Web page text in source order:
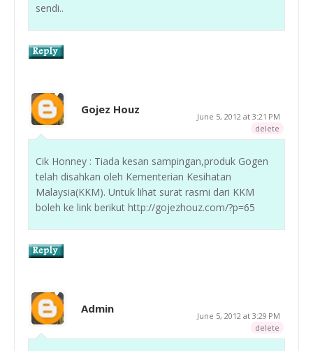
sendi..
Gojez Houz
June 5, 2012 at 3:21 PM
delete
Cik Honney : Tiada kesan sampingan,produk Gogen
telah disahkan oleh Kementerian Kesihatan
Malaysia(KKM). Untuk lihat surat rasmi dari KKM
boleh ke link berikut http://gojezhouz.com/?p=65
Admin
June 5, 2012 at 3:29 PM
delete